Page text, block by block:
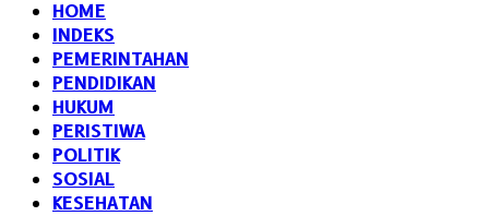
HOME
INDEKS
PEMERINTAHAN
PENDIDIKAN
HUKUM
PERISTIWA
POLITIK
SOSIAL
KESEHATAN